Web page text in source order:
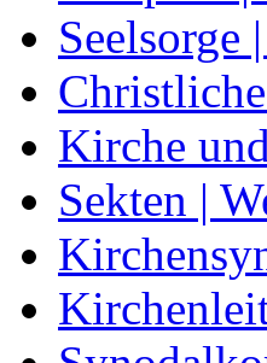
Seelsorge
Kirche
Sekten |